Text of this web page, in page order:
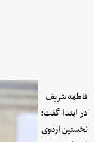
فاطمه شریف
در ابتدا گفت:
نخستین اردوی